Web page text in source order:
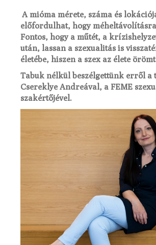
A mióma mérete, száma és
előfordulhat, hogy
Fontos, hogy a műtét, a
után, lassan a szexualitás is
életébe, hiszen a szex az élete
Tabuk nélkül beszélgettünk erről a
Csereklye Andreával, a FEME
szakértőjével.